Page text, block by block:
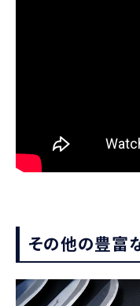
その他の豊富